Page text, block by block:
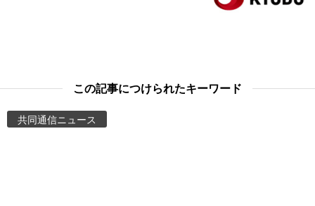
スポーツ・東京2020
Topics
Images
この記事につけられたキーワード
共同通信ニュース